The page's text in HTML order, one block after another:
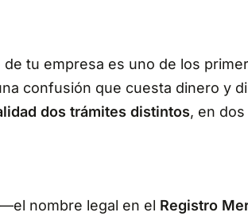
tu empresa es uno de los
confusión que cuesta dinero y
dos trámites distintos, en
nombre legal en el Registro